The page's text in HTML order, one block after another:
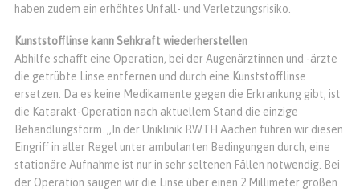
haben zudem ein erhöhtes Unfall- und Verletzungsrisiko.
Kunststofflinse kann Sehkraft wiederherstellen
Abhilfe schafft eine Operation, bei der Augenärztinnen und -ärzte
die getrübte Linse entfernen und durch eine Kunststofflinse
ersetzen. Da es keine Medikamente gegen die Erkrankung gibt, ist
die Katarakt-Operation nach aktuellem Stand die einzige
Behandlungsform. „In der Uniklinik RWTH Aachen führen wir diesen
Eingriff in aller Regel unter ambulanten Bedingungen durch, eine
stationäre Aufnahme ist nur in sehr seltenen Fällen notwendig. Bei
der Operation saugen wir die Linse über einen 2 Millimeter großen